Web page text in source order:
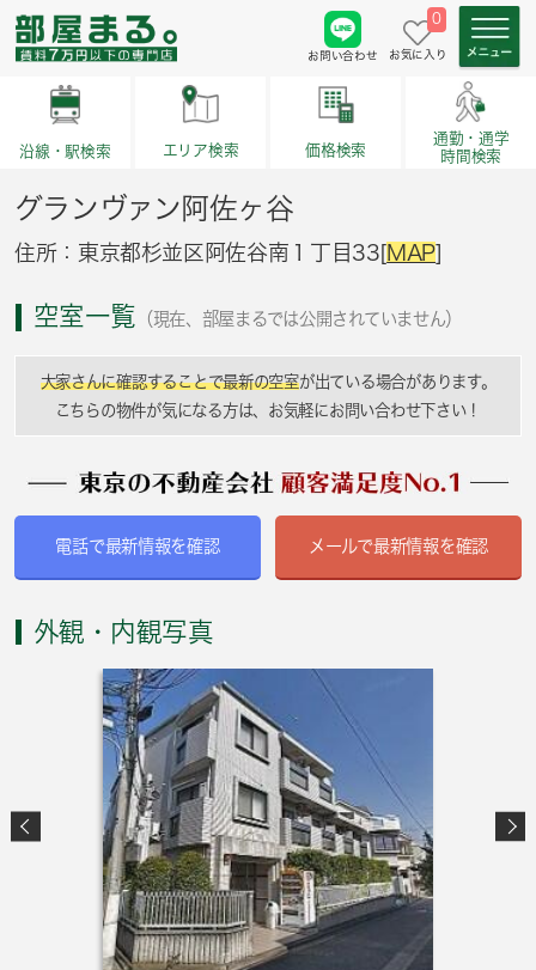
お問い合わせ
0
お気に入り
沿線・駅検索 エリア検索 価格検索
通勤・通学
時間検索
グランヴァン阿佐ヶ谷
住所：東京都杉並区阿佐谷南１丁目33[MAP]
空室一覧 （現在、部屋まるでは公開されていません）
大家さんに確認することで最新の空室が出ている場合があります。
こちらの物件が気になる方は、お気軽にお問い合わせ下さい！
電話で最新情報を確認 メールで最新情報を確認
外観・内観写真